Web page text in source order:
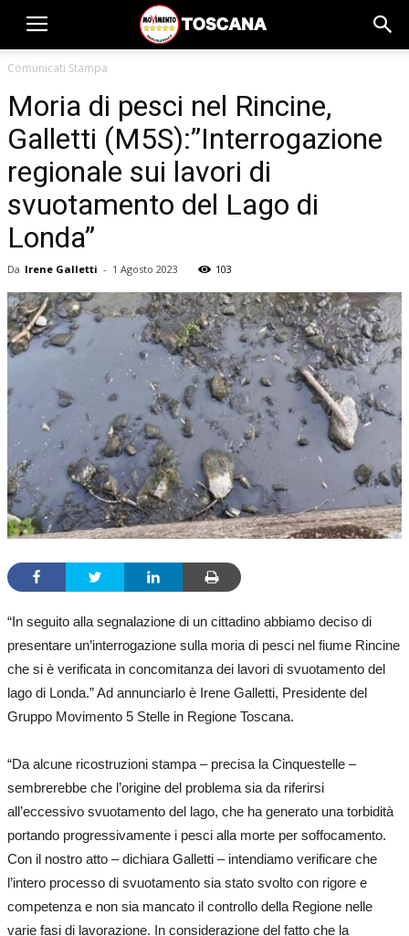
Comunicati Stampa
Moria di pesci nel Rincine,
Galletti (M5S):”Interrogazione
regionale sui lavori di
svuotamento del Lago di
Londa”
Da Irene Galletti - 1 Agosto 2023 103
“In seguito alla segnalazione di un cittadino abbiamo deciso di
presentare un’interrogazione sulla moria di pesci nel fiume Rincine
che si è verificata in concomitanza dei lavori di svuotamento del
lago di Londa.” Ad annunciarlo è Irene Galletti, Presidente del
Gruppo Movimento 5 Stelle in Regione Toscana.
“Da alcune ricostruzioni stampa – precisa la Cinquestelle –
sembrerebbe che l’origine del problema sia da riferirsi
all’eccessivo svuotamento del lago, che ha generato una torbidità
portando progressivamente i pesci alla morte per soffocamento.
Con il nostro atto – dichiara Galletti – intendiamo verificare che
l’intero processo di svuotamento sia stato svolto con rigore e
competenza e non sia mancato il controllo della Regione nelle
varie fasi di lavorazione. In considerazione del fatto che la